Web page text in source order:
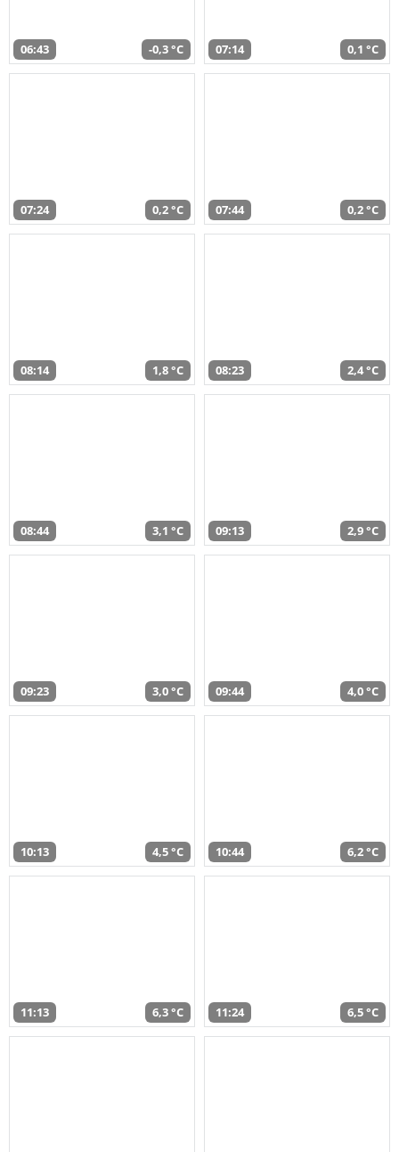
06:43 -0,3 °C 07:14 0,1 °C
07:24 0,2 °C 07:44 0,2 °C
08:14 1,8 °C 08:23 2,4 °C
08:44 3,1 °C 09:13 2,9 °C
09:23 3,0 °C 09:44 4,0 °C
10:13 4,5 °C 10:44 6,2 °C
11:13 6,3 °C 11:24 6,5 °C